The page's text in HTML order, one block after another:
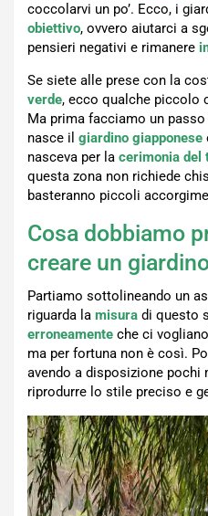
coccolarvi un po’. Ecco, i
obiettivo, ovvero aiutarci a
pensieri negativi e rimanere
Se siete alle prese con la
verde, ecco qualche piccolo
Ma prima facciamo un
nasce il giardino giapponese
nasceva per la cerimonia del
questa zona non richiede
basteranno piccoli
Cosa dobbiamo
creare un
Partiamo sottolineando un
riguarda la misura di questo
erroneamente che ci
ma per fortuna non è così.
avendo a disposizione pochi
riprodurre lo stile preciso e